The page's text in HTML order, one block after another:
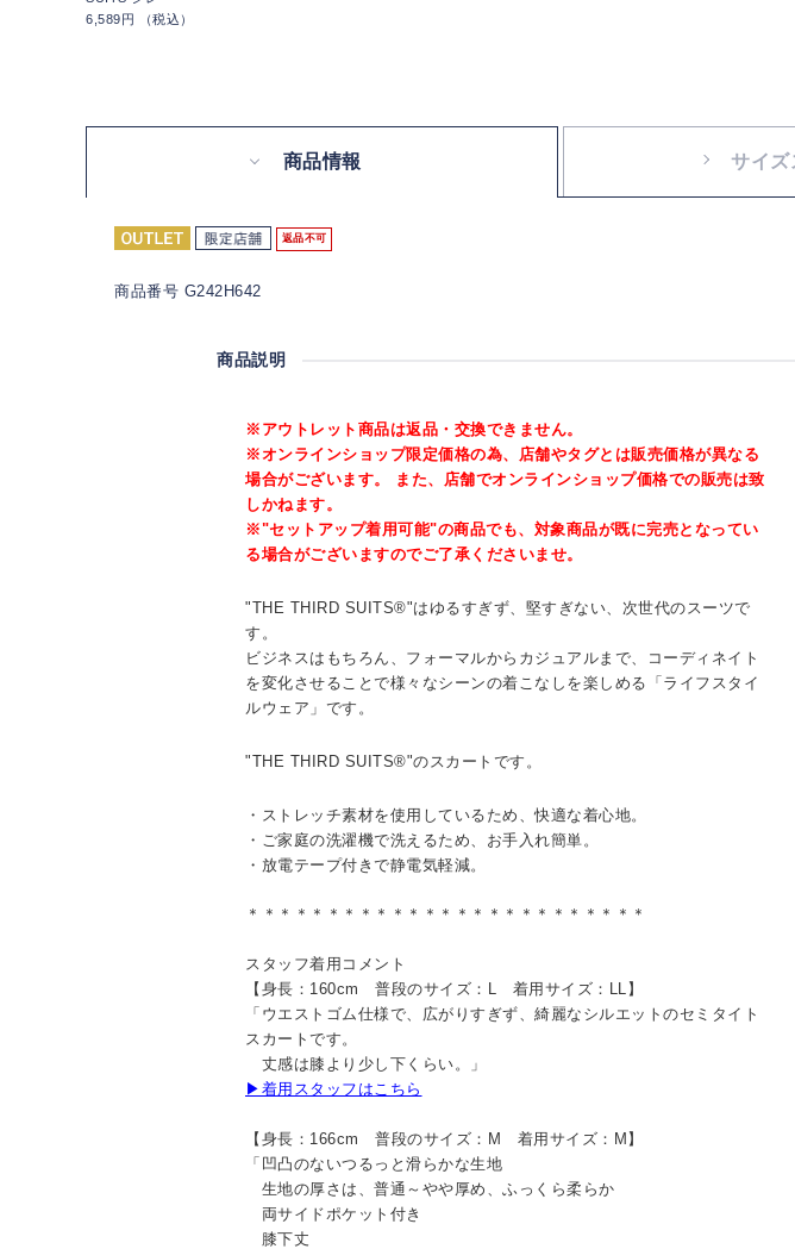
6,589円 （税込）
商品情報 サイズ
返品不可
商品番号 G242H642
商品説明
※アウトレット商品は返品・交換できません。
※オンラインショップ限定価格の為、店舗やタグとは販売価格が異なる
場合がございます。 また、店舗でオンラインショップ価格での販売は致
しかねます。
※"セットアップ着用可能"の商品でも、対象商品が既に完売となってい
る場合がございますのでご了承くださいませ。
"THE THIRD SUITS®"はゆるすぎず、堅すぎない、次世代のスーツで
す。
ビジネスはもちろん、フォーマルからカジュアルまで、コーディネイト
を変化させることで様々なシーンの着こなしを楽しめる「ライフスタイ
ルウェア」です。
"THE THIRD SUITS®"のスカートです。
・ストレッチ素材を使用しているため、快適な着心地。
・ご家庭の洗濯機で洗えるため、お手入れ簡単。
・放電テープ付きで静電気軽減。
＊＊＊＊＊＊＊＊＊＊＊＊＊＊＊＊＊＊＊＊＊＊＊＊＊
スタッフ着用コメント
【身長：160cm 普段のサイズ：L 着用サイズ：LL】
「ウエストゴム仕様で、広がりすぎず、綺麗なシルエットのセミタイト
スカートです。
丈感は膝より少し下くらい。」
▶着用スタッフはこちら
【身長：166cm 普段のサイズ：M 着用サイズ：M】
「凹凸のないつるっと滑らかな生地
生地の厚さは、普通～やや厚め、ふっくら柔らか
両サイドポケット付き
膝下丈